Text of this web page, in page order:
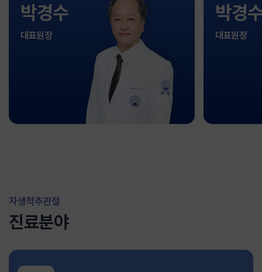
박경수
대표원장
박경
대표원장
자생척추관절
진료분야